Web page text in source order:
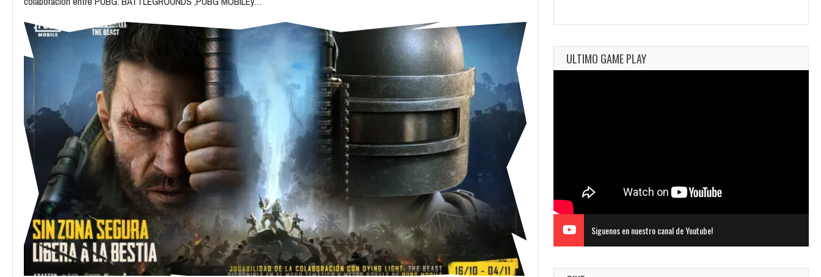
ULTIMO GAME PLAY
Siguenos en nuestro canal de Youtube!